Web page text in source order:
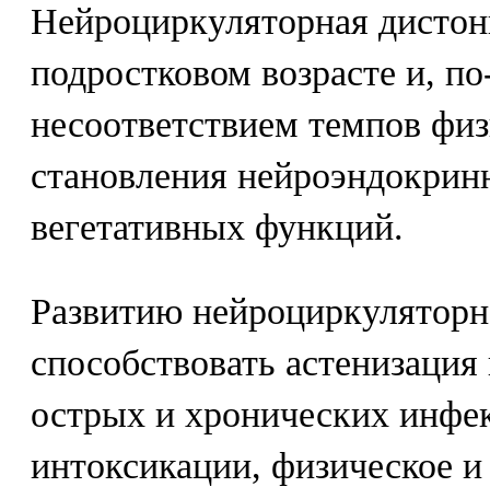
Нейроциркуляторная
подростковом возрасте и,
несоответствием темпов
становления
вегетативных функций.
Развитию
способствовать
острых и хронических
интоксикации, физическое